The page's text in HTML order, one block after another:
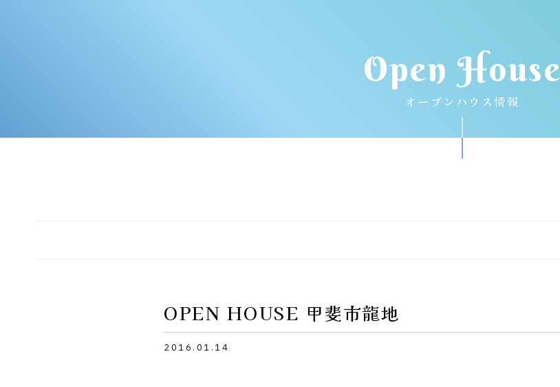
Open House
オープンハウス情報
OPEN HOUSE 甲斐市龍地
2016.01.14